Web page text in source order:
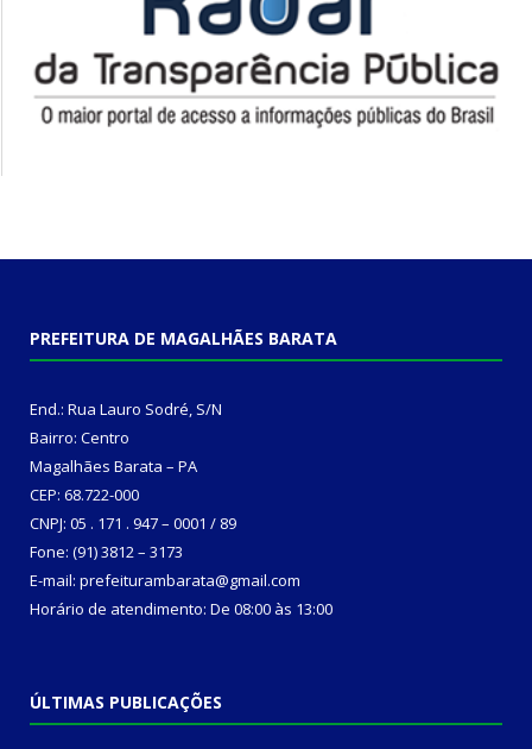
PREFEITURA DE MAGALHÃES BARATA
End.: Rua Lauro Sodré, S/N
Bairro: Centro
Magalhães Barata – PA
CEP: 68.722-000
CNPJ: 05 . 171 . 947 – 0001 / 89
Fone: (91) 3812 – 3173
E-mail: prefeiturambarata@gmail.com
Horário de atendimento: De 08:00 às 13:00
ÚLTIMAS PUBLICAÇÕES